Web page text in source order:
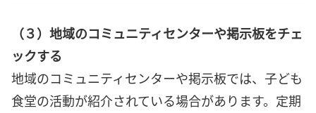
（３）地域のコミュニティセンターや掲示板をチェ
ックする
地域のコミュニティセンターや掲示板では、子ども
食堂の活動が紹介されている場合があります。定期